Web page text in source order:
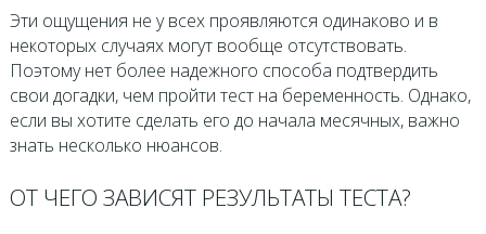
Эти ощущения не у всех проявляются одинаково и в
некоторых случаях могут вообще отсутствовать.
Поэтому нет более надежного способа подтвердить
свои догадки, чем пройти тест на беременность. Однако,
если вы хотите сделать его до начала месячных, важно
знать несколько нюансов.
ОТ ЧЕГО ЗАВИСЯТ РЕЗУЛЬТАТЫ ТЕСТА?